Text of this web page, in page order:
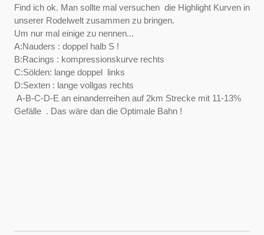
Find ich ok. Man sollte mal versuchen die Highlight Kurven in
unserer Rodelwelt zusammen zu bringen.
Um nur mal einige zu nennen...
A:Nauders : doppel halb S !
B:Racings : kompressionskurve rechts
C:Sölden: lange doppel links
D:Sexten : lange vollgas rechts
A-B-C-D-E an einanderreihen auf 2km Strecke mit 11-13%
Gefälle . Das wäre dan die Optimale Bahn !